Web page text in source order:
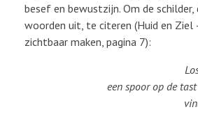
besef en bewustzijn. Om de schilder,
woorden uit, te citeren (Huid en Ziel
zichtbaar maken, pagina 7):
een spoor op de